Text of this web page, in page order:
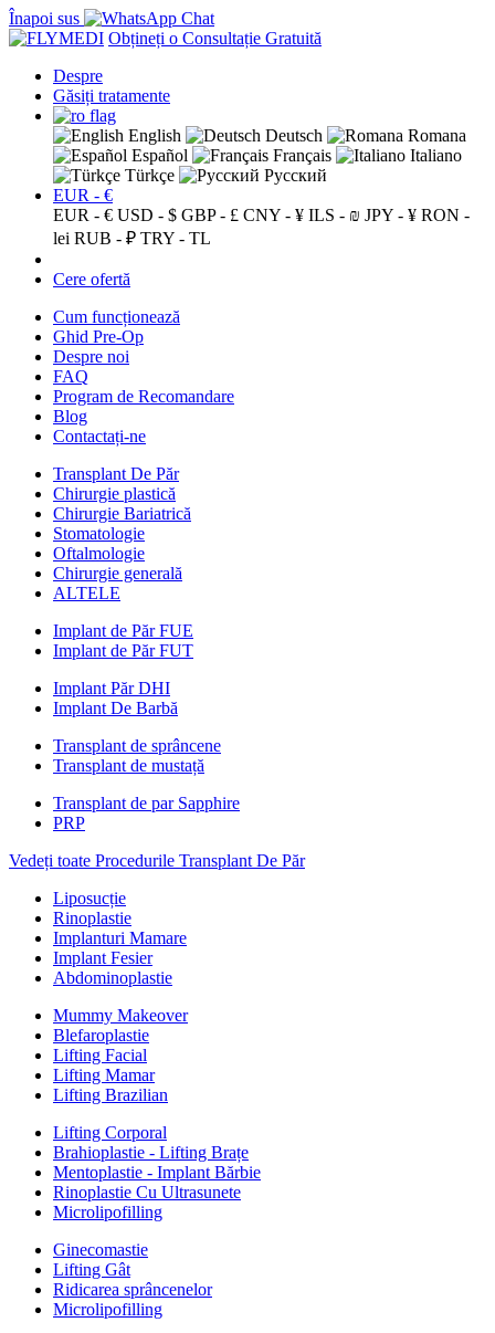
Înapoi sus
Obțineți o Consultație Gratuită
Despre
Găsiți tratamente
English Deutsch
Romana
Español
Français
Italiano
Türkçe
Русский
EUR - €
EUR - € USD - $ GBP - £ CNY - ¥ ILS - ₪ JPY - ¥ RON -
lei RUB - ₽ TRY - TL
Cere ofertă
Cum funcționează
Ghid Pre-Op
Despre noi
FAQ
Program de Recomandare
Blog
Contactați-ne
Transplant De Păr
Chirurgie plastică
Chirurgie Bariatrică
Stomatologie
Oftalmologie
Chirurgie generală
ALTELE
Implant de Păr FUE
Implant de Păr FUT
Implant Păr DHI
Implant De Barbă
Transplant de sprâncene
Transplant de mustață
Transplant de par Sapphire
PRP
Vedeți toate Procedurile Transplant De Păr
Liposucție
Rinoplastie
Implanturi Mamare
Implant Fesier
Abdominoplastie
Mummy Makeover
Blefaroplastie
Lifting Facial
Lifting Mamar
Lifting Brazilian
Lifting Corporal
Brahioplastie - Lifting Brațe
Mentoplastie - Implant Bărbie
Rinoplastie Cu Ultrasunete
Microlipofilling
Ginecomastie
Lifting Gât
Ridicarea sprâncenelor
Microlipofilling